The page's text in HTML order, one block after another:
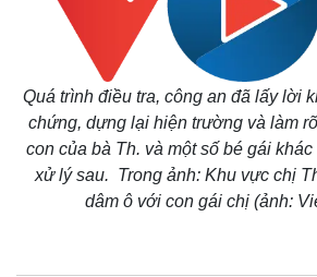
Quá trình điều tra, công an đã lấy lời
chứng, dựng lại hiện trường và làm
con của bà Th. và một số bé gái
xử lý sau. Trong ảnh: Khu vực chị
dâm ô với con gái chị (ảnh: